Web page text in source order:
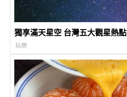
獨享滿天星空 台灣五大觀星熱點
玩樂